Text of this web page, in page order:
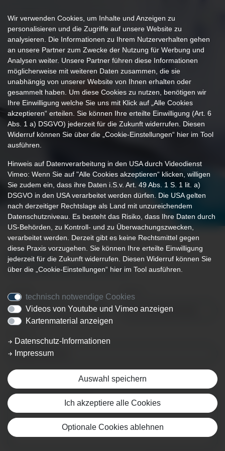
LOGIN
KONTAKT
WIE KÖNNEN WIR IHNEN HELFEN?
Nachricht
Wir verwenden Cookies, um Inhalte und Anzeigen zu
personalisieren und die Zugriffe auf unsere Website zu
analysieren. Die Informationen zu Ihrem Nutzerverhalten gehen
an unsere Partner zum Zwecke der Nutzung für Werbung und
Analysen weiter. Unsere Partner führen diese Informationen
möglicherweise mit weiteren Daten zusammen, die sie
unabhängig von unserer Website von Ihnen erhalten oder
gesammelt haben. Um diese Cookies zu nutzen, benötigen wir
Ihre Einwilligung welche Sie uns mit Klick auf „Alle Cookies
akzeptieren“ erteilen. Sie können Ihre erteilte Einwilligung (Art. 6
Abs. 1 a) DSGVO) jederzeit für die Zukunft widerrufen. Diesen
Widerruf können Sie über die „Cookie-Einstellungen“ hier im Tool
ausführen.
Hinweis auf Datenverarbeitung in den USA durch Videodienst
Vimeo: Wenn Sie auf "Alle Cookies akzeptieren“ klicken, willigen
Sie zudem ein, dass ihre Daten i.S.v. Art. 49 Abs. 1 S. 1 lit. a)
DSGVO in den USA verarbeitet werden dürfen. Die USA gelten
nach derzeitiger Rechtslage als Land mit unzureichendem
Datenschutzniveau. Es besteht das Risiko, dass Ihre Daten durch
US-Behörden, zu Kontroll- und zu Überwachungszwecken,
verarbeitet werden. Derzeit gibt es keine Rechtsmittel gegen
diese Praxis vorzugehen. Sie können Ihre erteilte Einwilligung
jederzeit für die Zukunft widerrufen. Diesen Widerruf können Sie
über die „Cookie-Einstellungen“ hier im Tool ausführen.
technisch notwendige Cookies
Videos von Youtube und Vimeo anzeigen
Kartenmaterial anzeigen
Datenschutz-Informationen
Impressum
Auswahl speichern
Ich akzeptiere alle Cookies
Optionale Cookies ablehnen